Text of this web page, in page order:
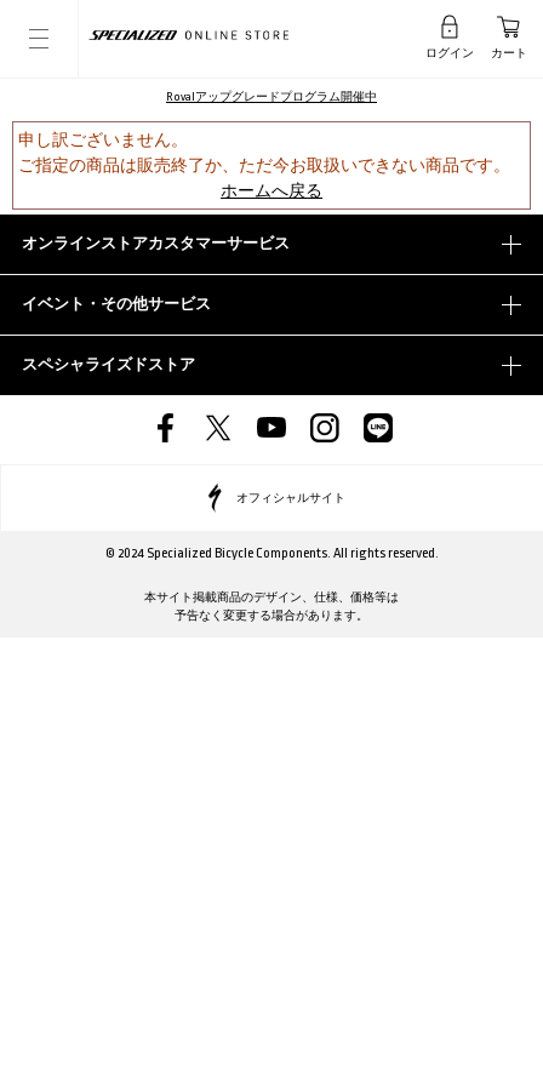
ログイン カート
Rovalアップグレードプログラム開催中
申し訳ございません。
ご指定の商品は販売終了か、ただ今お取扱いできない商品です。
ホームへ戻る
オンラインストアカスタマーサービス
イベント・その他サービス
スペシャライズドストア
オフィシャルサイト
© 2024 Specialized Bicycle Components. All rights reserved.
本サイト掲載商品のデザイン、仕様、価格等は
予告なく変更する場合があります。